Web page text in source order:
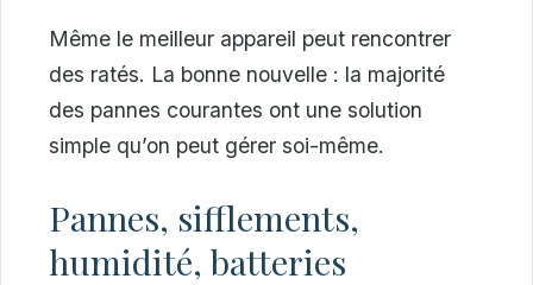
Même le meilleur appareil peut rencontrer
des ratés. La bonne nouvelle : la majorité
des pannes courantes ont une solution
simple qu’on peut gérer soi-même.
Pannes, sifflements,
humidité, batteries